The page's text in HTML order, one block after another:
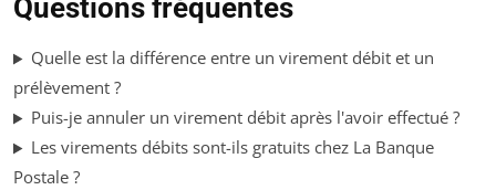
Questions fréquentes
Quelle est la différence entre un virement débit et un
prélèvement ?
Puis-je annuler un virement débit après l'avoir effectué ?
Les virements débits sont-ils gratuits chez La Banque
Postale ?